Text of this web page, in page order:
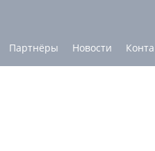
Партнёры Новости